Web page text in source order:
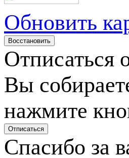
Обновить
Отписаться
Вы
нажмите
Спасибо за